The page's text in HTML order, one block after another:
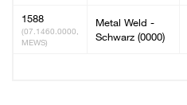
1588
(07.1460.0000,
MEWS)
Metal Weld -
Schwarz (0000)